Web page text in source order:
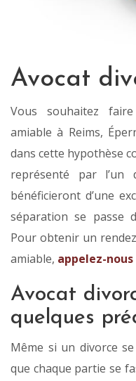
Avocat
Vous souhaitez
amiable à Reims,
dans cette hypothèse
représenté par l’un
bénéficieront d’une
séparation se passe
Pour obtenir un
amiable, appelez-nous
Avocat
quelques
Même si un divorce se
que chaque partie se